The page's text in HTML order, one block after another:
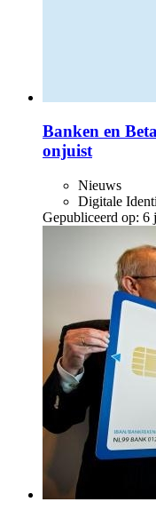
Banken en
onjuist
Nieuws
Digitale
Gepubliceerd op: 6